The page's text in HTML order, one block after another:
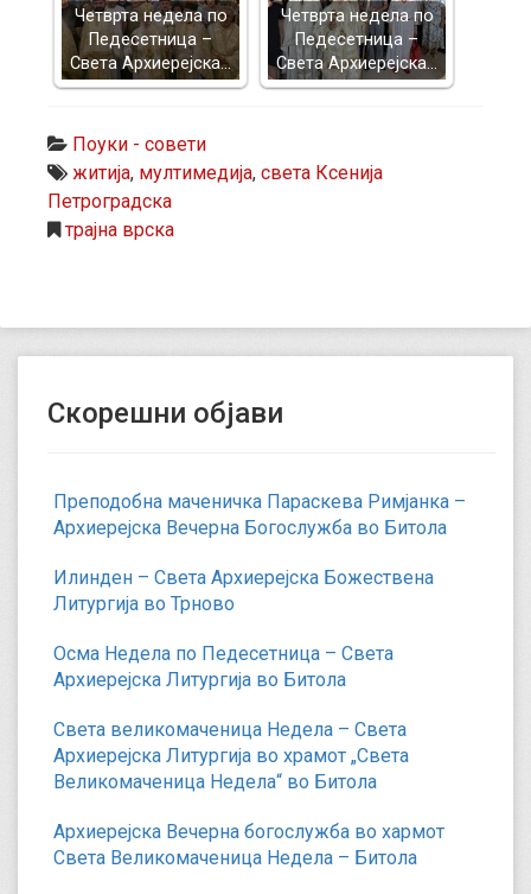
Четврта недела по
Педесетница –
Света Архиерејска…
Четврта недела по
Педесетница –
Света Архиерејска…
Поуки - совети
житија, мултимедија, света Ксенија
Петроградска
трајна врска
Скорешни објави
Преподобна маченичка Параскева Римјанка –
Архиерејска Вечерна Богослужба во Битола
Илинден – Света Архиерејска Божествена
Литургија во Трново
Осма Недела по Педесетница – Света
Архиерејска Литургија во Битола
Света великомаченица Недела – Света
Архиерејска Литургија во храмот „Света
Великомаченица Недела“ во Битола
Архиерејска Вечерна богослужба во хармот
Света Великомаченица Недела – Битола